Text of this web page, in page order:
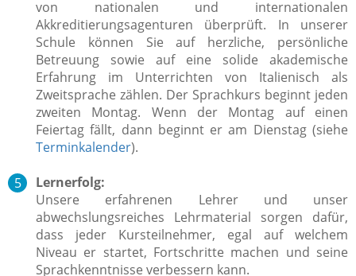
von nationalen und internationalen
Akkreditierungsagenturen überprüft. In unserer
Schule können Sie auf herzliche, persönliche
Betreuung sowie auf eine solide akademische
Erfahrung im Unterrichten von Italienisch als
Zweitsprache zählen. Der Sprachkurs beginnt jeden
zweiten Montag. Wenn der Montag auf einen
Feiertag fällt, dann beginnt er am Dienstag (siehe
Terminkalender).
Lernerfolg:
Unsere erfahrenen Lehrer und unser
abwechslungsreiches Lehrmaterial sorgen dafür,
dass jeder Kursteilnehmer, egal auf welchem
Niveau er startet, Fortschritte machen und seine
Sprachkenntnisse verbessern kann.